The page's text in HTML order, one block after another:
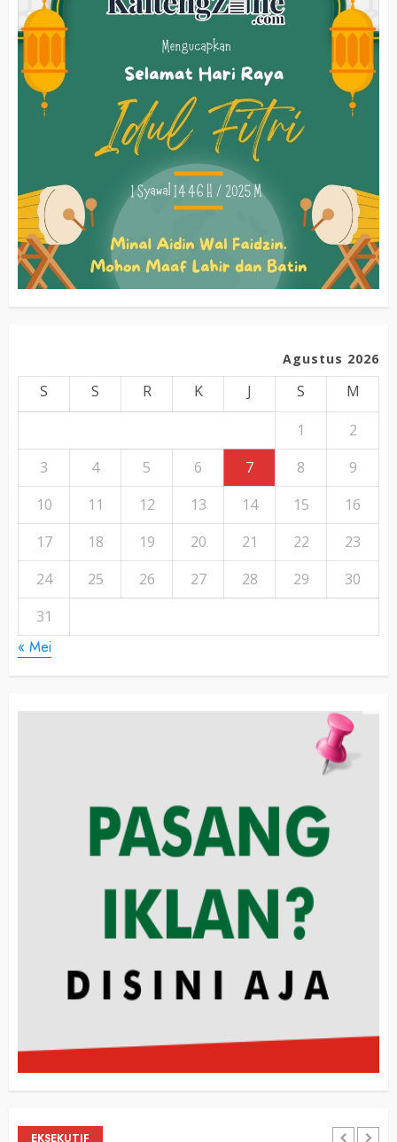
Agustus 2026
S S R K J S
M
1
2
3
4 5 6 7 8
9
10
11 12 13 14 15
16
17
18 19 20 21 22
23
24
25 26 27 28 29
30
31
« Mei
EKSEKUTIF